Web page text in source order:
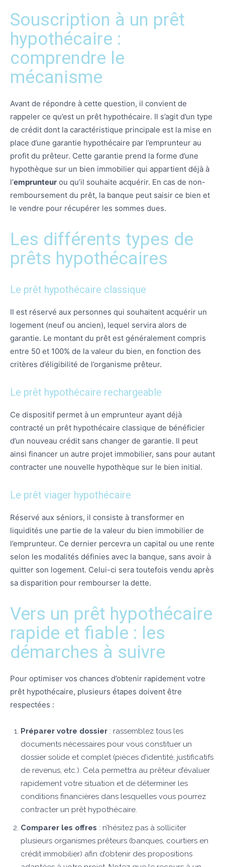
Souscription à un prêt
hypothécaire :
comprendre le
mécanisme
Avant de répondre à cette question, il convient de
rappeler ce qu’est un prêt hypothécaire. Il s’agit d’un type
de crédit dont la caractéristique principale est la mise en
place d’une garantie hypothécaire par l’emprunteur au
profit du prêteur. Cette garantie prend la forme d’une
hypothèque sur un bien immobilier qui appartient déjà à
l’emprunteur ou qu’il souhaite acquérir. En cas de non-
remboursement du prêt, la banque peut saisir ce bien et
le vendre pour récupérer les sommes dues.
Les différents types de
prêts hypothécaires
Le prêt hypothécaire classique
Il est réservé aux personnes qui souhaitent acquérir un
logement (neuf ou ancien), lequel servira alors de
garantie. Le montant du prêt est généralement compris
entre 50 et 100% de la valeur du bien, en fonction des
critères d’éligibilité de l’organisme prêteur.
Le prêt hypothécaire rechargeable
Ce dispositif permet à un emprunteur ayant déjà
contracté un prêt hypothécaire classique de bénéficier
d’un nouveau crédit sans changer de garantie. Il peut
ainsi financer un autre projet immobilier, sans pour autant
contracter une nouvelle hypothèque sur le bien initial.
Le prêt viager hypothécaire
Réservé aux séniors, il consiste à transformer en
liquidités une partie de la valeur du bien immobilier de
l’emprunteur. Ce dernier percevra un capital ou une rente
selon les modalités définies avec la banque, sans avoir à
quitter son logement. Celui-ci sera toutefois vendu après
sa disparition pour rembourser la dette.
Vers un prêt hypothécaire
rapide et fiable : les
démarches à suivre
Pour optimiser vos chances d’obtenir rapidement votre
prêt hypothécaire, plusieurs étapes doivent être
respectées :
Préparer votre dossier : rassemblez tous les
documents nécessaires pour vous constituer un
dossier solide et complet (pièces d’identité, justificatifs
de revenus, etc.). Cela permettra au prêteur d’évaluer
rapidement votre situation et de déterminer les
conditions financières dans lesquelles vous pourrez
contracter un prêt hypothécaire.
Comparer les offres : n’hésitez pas à solliciter
plusieurs organismes prêteurs (banques, courtiers en
crédit immobilier) afin d’obtenir des propositions